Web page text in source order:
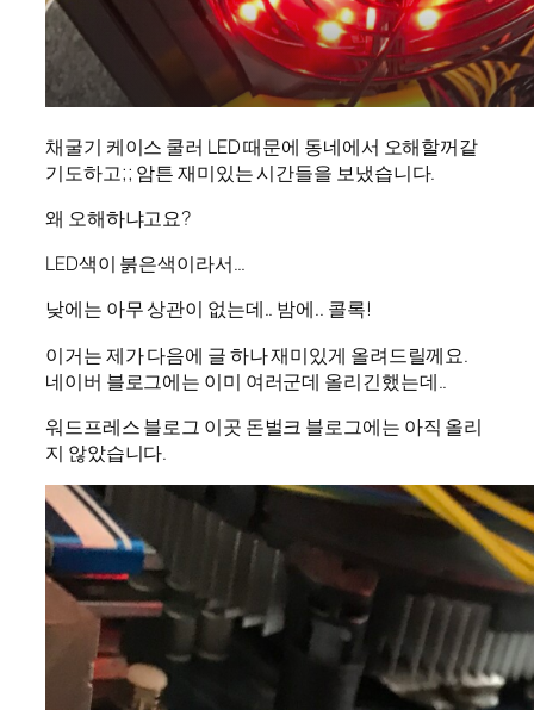
채굴기 케이스 쿨러 LED 때문에 동네에서 오해할꺼같
기도하고;; 암튼 재미있는 시간들을 보냈습니다.
왜 오해하냐고요?
LED색이 붉은색이라서…
낮에는 아무 상관이 없는데.. 밤에.. 콜록!
이거는 제가 다음에 글 하나 재미있게 올려드릴께요.
네이버 블로그에는 이미 여러군데 올리긴했는데..
워드프레스 블로그 이곳 돈벌크 블로그에는 아직 올리
지 않았습니다.